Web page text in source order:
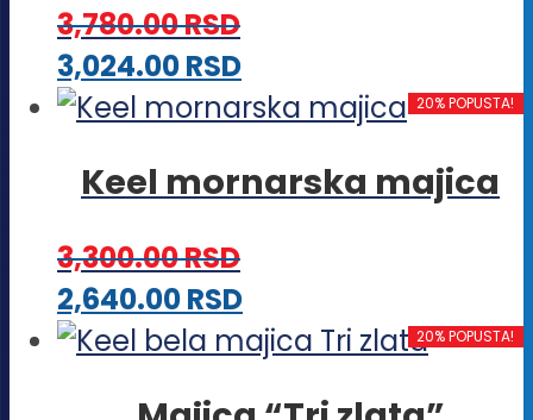
na
stranici
proizvoda.
3,780.00RSD
3,024.00RSDOvaj
proizvod
više
mogu
biti
izabrane
20% POPUSTA!
Keel mornarska majica
3,300.00RSD
2,640.00RSDOvaj
proizvod
20% POPUSTA!